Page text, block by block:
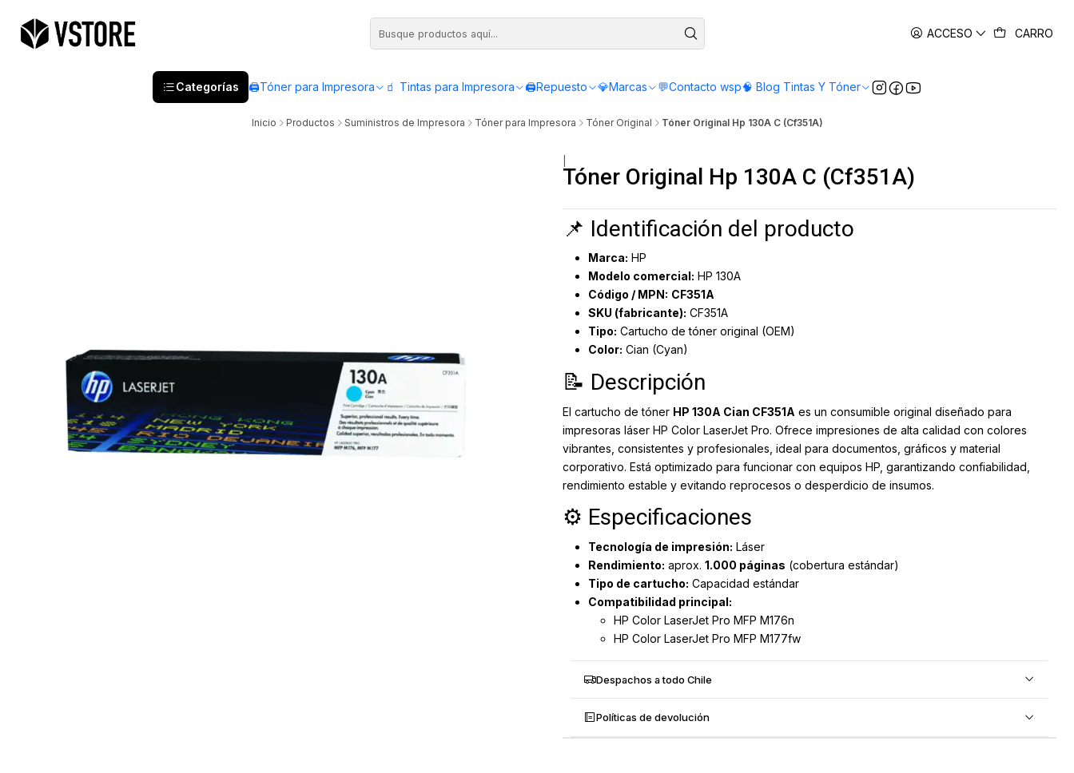
ACCESO CARRO
Categorías 🖨️Tóner para Impresora 🧃 Tintas para Impresora 🖨️Repuesto 💎Marcas 💬Contacto wsp🧠 Blog Tintas Y Tóner
Compra antes de las 12:00 y recibe el mismo día - Servicio de Lunes a Viernes
Inicio Productos Suministros de Impresora Tóner para Impresora Tóner Original Tóner Original Hp 130A C (Cf351A)
Tóner Original Hp 130A C (Cf351A)
📌 Identificación del producto
Marca: HP
Modelo comercial: HP 130A
Código / MPN: CF351A
SKU (fabricante): CF351A
Tipo: Cartucho de tóner original (OEM)
Color: Cian (Cyan)
📝 Descripción
El cartucho de tóner HP 130A Cian CF351A es un consumible original diseñado para
impresoras láser HP Color LaserJet Pro. Ofrece impresiones de alta calidad con colores
vibrantes, consistentes y profesionales, ideal para documentos, gráficos y material
corporativo. Está optimizado para funcionar con equipos HP, garantizando confiabilidad,
rendimiento estable y evitando reprocesos o desperdicio de insumos.
⚙️ Especificaciones
Tecnología de impresión: Láser
Rendimiento: aprox. 1.000 páginas (cobertura estándar)
Tipo de cartucho: Capacidad estándar
Compatibilidad principal:
HP Color LaserJet Pro MFP M176n
HP Color LaserJet Pro MFP M177fw
Despachos a todo Chile
Políticas de devolución